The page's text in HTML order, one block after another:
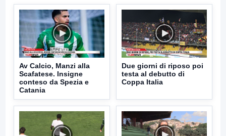
Av Calcio, Manzi alla
Scafatese. Insigne
conteso da Spezia e
Catania
Due giorni di riposo poi
testa al debutto di
Coppa Italia